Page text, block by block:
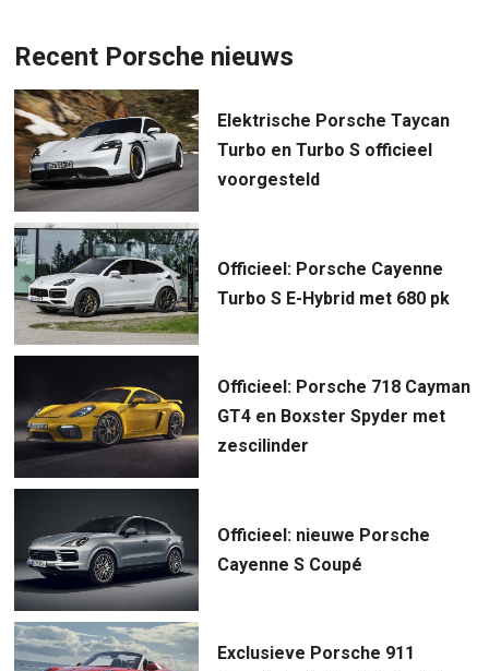
Recent Porsche nieuws
Elektrische Porsche Taycan
Turbo en Turbo S officieel
voorgesteld
Officieel: Porsche Cayenne
Turbo S E-Hybrid met 680 pk
Officieel: Porsche 718 Cayman
GT4 en Boxster Spyder met
zescilinder
Officieel: nieuwe Porsche
Cayenne S Coupé
Exclusieve Porsche 911